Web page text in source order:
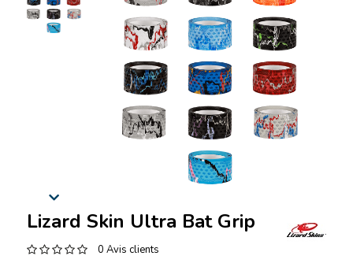
Lizard Skin Ultra Bat Grip
0 Avis clients